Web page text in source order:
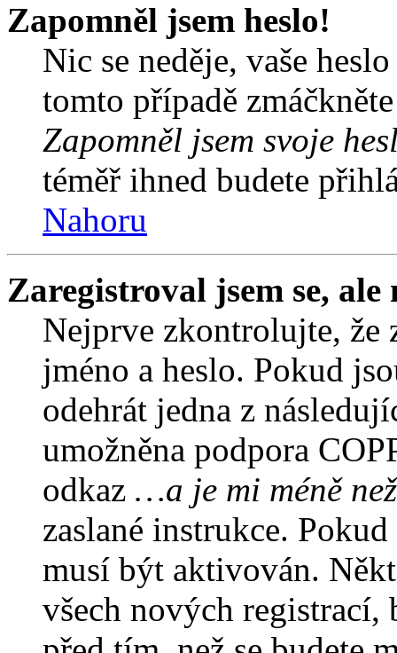
Zapomněl jsem heslo!
Nic se neděje, vaše
tomto případě
Zapomněl jsem svoje
téměř ihned budete
Nahoru
Zaregistroval jsem se,
Nejprve zkontrolujte, že
jméno a heslo. Pokud
odehrát jedna z
umožněna podpora
odkaz …a je mi méně
zaslané instrukce.
musí být aktivován.
všech nových